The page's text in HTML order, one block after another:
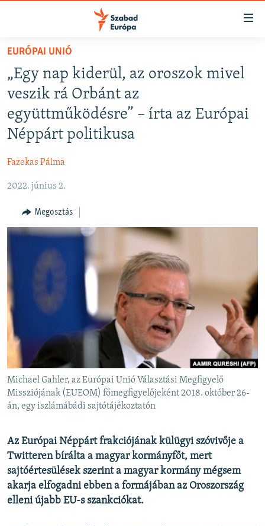
Akadálymentes
Ugrás
fő
oldalra
tartalomjegyzékre
keresésre
AKTUÁLIS
PODCASTOK
VIDEÓK
SZABADON
TÁRSADALOM
DEMOKRÁCIA
A PÉNZ NYOMÁBAN
VILÁG
KLÍMAVÁLTOZÁS
A MÚLT TANULSÁGAI
EURÓPAI UNIÓ
„Egy nap kiderül, az oroszok mivel
veszik rá Orbánt az
együttműködésre” – írta az Európai
Néppárt politikusa
Fazekas Pálma
2022. június 2.
Megosztás
Michael Gahler, az Európai Unió Választási Megfigyelő
Missziójának (EUEOM) főmegfigyelőjeként 2018. október 26-
án, egy iszlámábádi sajtótájékoztatón
Az Európai Néppárt frakciójának külügyi szóvivője a
Twitteren bírálta a magyar kormányfőt, mert
sajtóértesülések szerint a magyar kormány mégsem
akarja elfogadni ebben a formájában az Oroszország
elleni újabb EU-s szankciókat.
FELIRATKOZÁS